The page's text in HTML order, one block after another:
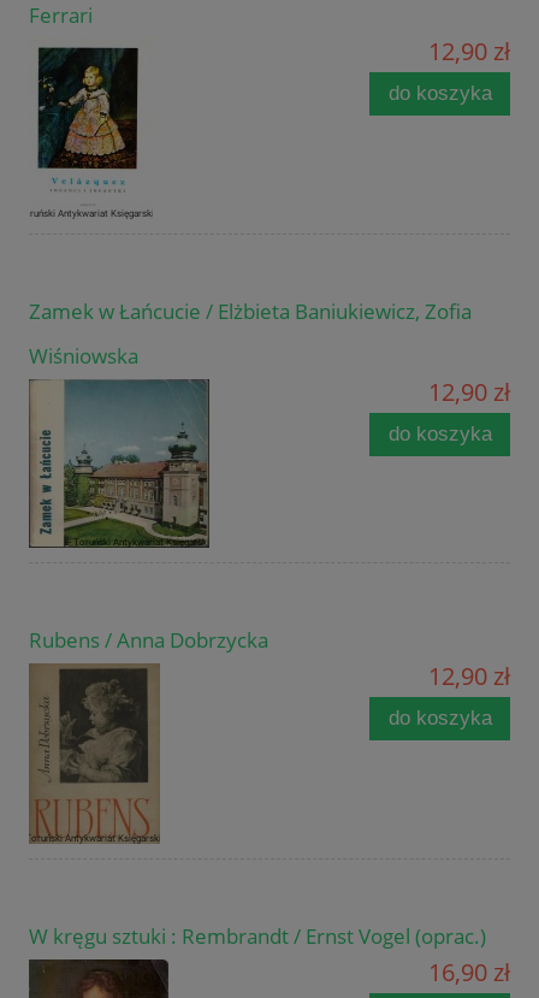
Ferrari
12,90 zł
do koszyka
Zamek w Łańcucie / Elżbieta Baniukiewicz, Zofia
Wiśniowska
12,90 zł
do koszyka
Rubens / Anna Dobrzycka
12,90 zł
do koszyka
W kręgu sztuki : Rembrandt / Ernst Vogel (oprac.)
16,90 zł